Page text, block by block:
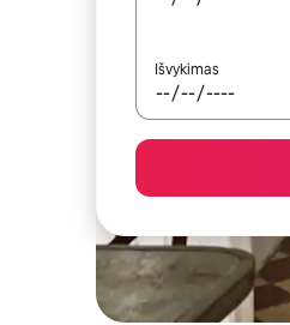
Išvykimas